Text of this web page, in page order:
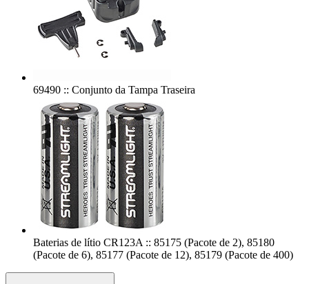
69490 :: Conjunto da Tampa Traseira
Baterias de lítio CR123A :: 85175 (Pacote de 2), 85180
(Pacote de 6), 85177 (Pacote de 12), 85179 (Pacote de 400)